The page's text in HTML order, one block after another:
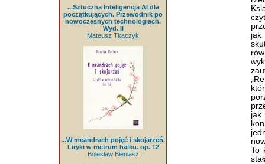
...Sztuczna Inteligencja AI dla
początkujących. Przewodnik po
nowoczesnych technologiach.
Wyd. II
Mateusz Tkaczyk
...W meandrach pojęć i skojarzeń.
Liryki w metrum haiku. op. 12
Bolesław Bieniasz
jak
To